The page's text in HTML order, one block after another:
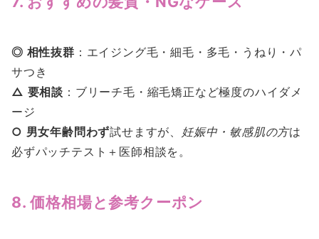
◎ 相性抜群 ：エイジング毛・細毛・多毛・うねり・パ
サつき
△ 要相談 ：ブリーチ毛・縮毛矯正など極度のハイダメ
ージ
○ 男女年齢問わず試せますが、 妊娠中・敏感肌の方は
必ずパッチテスト＋医師相談を。
8. 価格相場と参考クーポン